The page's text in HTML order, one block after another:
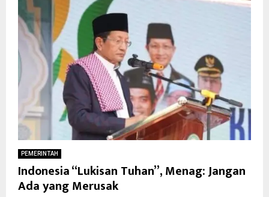
PEMERINTAH
Indonesia “Lukisan Tuhan”, Menag: Jangan
Ada yang Merusak